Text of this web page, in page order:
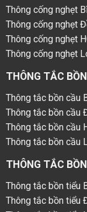
Thông cống nghẹt
Thông cống nghẹt
Thông cống nghẹt
Thông cống nghẹt
THÔNG TẮC
Thông tắc bồn cầu
Thông tắc bồn cầu
Thông tắc bồn cầu
Thông tắc bồn cầu
THÔNG TẮC
Thông tắc bồn tiểu
Thông tắc bồn tiểu